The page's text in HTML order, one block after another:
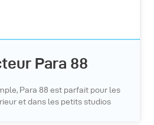
Para 88
Para 88 est parfait pour les
et dans les petits studios